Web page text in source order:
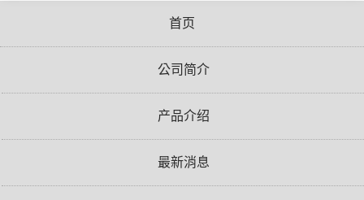
首页
公司简介
产品介绍
最新消息